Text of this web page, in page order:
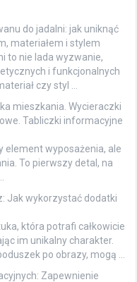
do jadalni: jak uniknąć
materiałem i stylem
to nie lada wyzwanie,
i funkcjonalnych
czy styl …
mieszkania. Wycieraczki
Tabliczki informacyjne
element wyposażenia, ale
To pierwszy detal, na
Jak wykorzystać dodatki
która potrafi całkowicie
im unikalny charakter.
po obrazy, mogą …
Zapewnienie